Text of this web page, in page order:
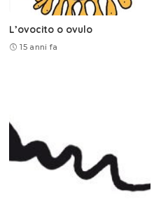
L’ovocito o ovulo
15 anni fa